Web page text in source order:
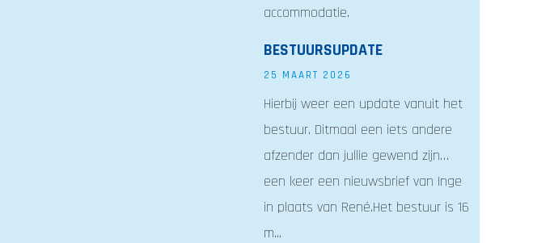
accommodatie.
BESTUURSUPDATE
25 MAART 2026
Hierbij weer een update vanuit het
bestuur. Ditmaal een iets andere
afzender dan jullie gewend zijn…
een keer een nieuwsbrief van Inge
in plaats van René.Het bestuur is 16
m...